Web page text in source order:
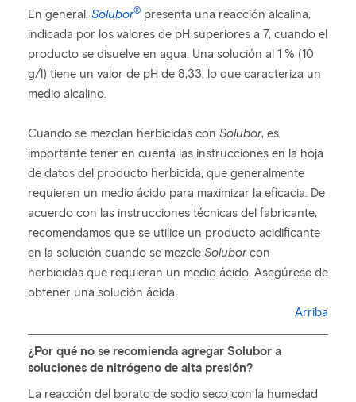
En general, Solubor® presenta una reacción alcalina,
indicada por los valores de pH superiores a 7, cuando el
producto se disuelve en agua. Una solución al 1 % (10
g/l) tiene un valor de pH de 8,33, lo que caracteriza un
medio alcalino.
Cuando se mezclan herbicidas con Solubor, es
importante tener en cuenta las instrucciones en la hoja
de datos del producto herbicida, que generalmente
requieren un medio ácido para maximizar la eficacia. De
acuerdo con las instrucciones técnicas del fabricante,
recomendamos que se utilice un producto acidificante
en la solución cuando se mezcle Soluborcon
herbicidas que requieran un medio ácido. Asegúrese de
obtener una solución ácida.
Arriba
¿Por qué no se recomienda agregar Solubor a
soluciones de nitrógeno de alta presión?
La reacción del borato de sodio seco con la humedad